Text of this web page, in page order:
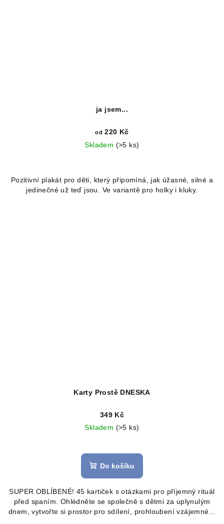
ja jsem...
od 220 Kč
Skladem (>5 ks)
Pozitivní plakát pro děti, který připomíná, jak úžasné, silné a
jedinečné už teď jsou. Ve variantě pro holky i kluky.
Karty Prostě DNESKA
349 Kč
Skladem (>5 ks)
hodnocení
produktu
z
5
hvězdiček.
Do košíku
SUPER OBLÍBENÉ! 45 kartiček s otázkami pro příjemný rituál
před spaním. Ohlédněte se společně s dětmi za uplynulým
dnem, vytvořte si prostor pro sdílení, prohloubení vzájemné...